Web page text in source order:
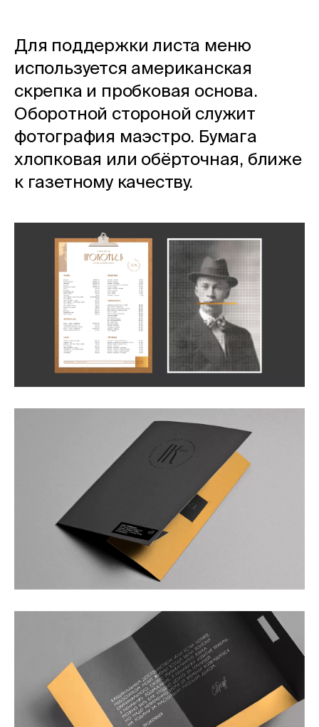
Для поддержки листа меню
используется американская
скрепка и пробковая основа.
Оборотной стороной служит
фотография маэстро. Бумага
хлопковая или обёрточная, ближе
к газетному качеству.